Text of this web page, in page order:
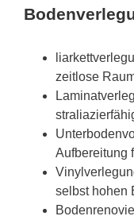
zeitlose
Aufbereitung
selbst hohen